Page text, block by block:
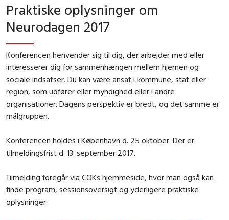
Praktiske oplysninger om
Neurodagen 2017
Konferencen henvender sig til dig, der arbejder med eller
interesserer dig for sammenhængen mellem hjernen og
sociale indsatser. Du kan være ansat i kommune, stat eller
region, som udfører eller myndighed eller i andre
organisationer. Dagens perspektiv er bredt, og det samme er
målgruppen.
Konferencen holdes i København d. 25 oktober. Der er
tilmeldingsfrist d. 13. september 2017.
Tilmelding foregår via COKs hjemmeside, hvor man også kan
finde program, sessionsoversigt og yderligere praktiske
oplysninger: